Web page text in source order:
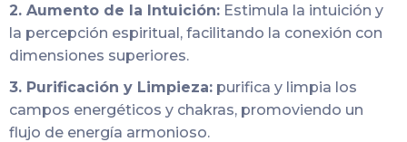
2. Aumento de la Intuición: Estimula la intuición y
la percepción espiritual, facilitando la conexión con
dimensiones superiores.
3. Purificación y Limpieza: purifica y limpia los
campos energéticos y chakras, promoviendo un
flujo de energía armonioso.